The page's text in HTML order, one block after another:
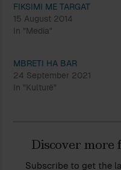
FIKSIMI ME TARGAT
15 August 2014
In "Media"
MBRETI HA BAR
24 September 2021
In "Kulturë"
Discover more
Subscribe to get the